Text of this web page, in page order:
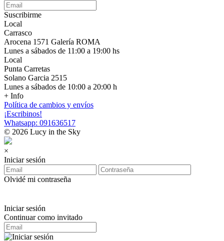
Suscribirme
Local
Carrasco
Arocena 1571 Galería ROMA
Lunes a sábados de 11:00 a 19:00 hs
Local
Punta Carretas
Solano Garcia 2515
Lunes a sábados de 10:00 a 20:00 h
+ Info
Política de cambios y envíos
¡Escribinos!
Whatsapp: 091636517
© 2026 Lucy in the Sky
×
Iniciar sesión
Olvidé mi contraseña
Iniciar sesión
Continuar como invitado